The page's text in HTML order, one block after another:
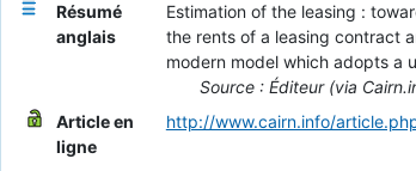
Résumé
anglais
Estimation of the leasing :
the rents of a leasing contract
modern model which adopts a
Source : Éditeur (via
Article en
ligne
http://www.cairn.info/